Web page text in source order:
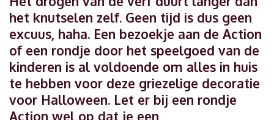
het knutselen zelf. Geen tijd is dus geen
excuus, haha. Een bezoekje aan de Action
of een rondje door het speelgoed van de
kinderen is al voldoende om alles in huis
te hebben voor deze griezelige decoratie
voor Halloween. Let er bij een rondje
Action wel op dat je een